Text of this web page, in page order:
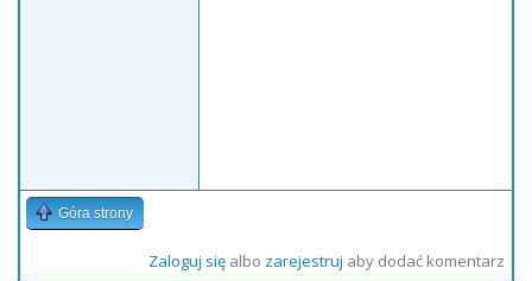
Góra strony
Zaloguj sięalbo zarejestruj aby dodać komentarz